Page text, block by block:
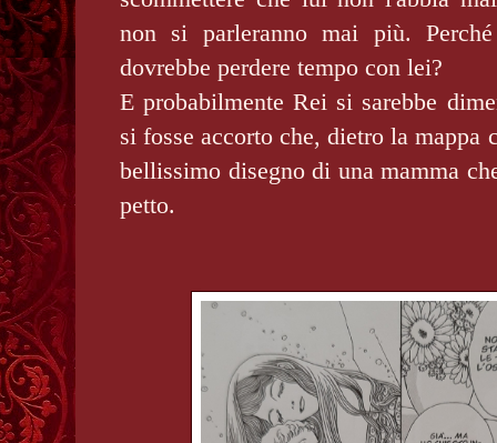
non si parleranno mai più.
dovrebbe perdere tempo con lei?
E probabilmente Rei si sarebbe
si fosse accorto che, dietro la
bellissimo disegno di una mamma
petto.